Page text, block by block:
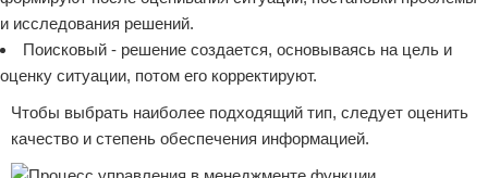
и исследования решений.
Поисковый - решение создается, основываясь на цель и
оценку ситуации, потом его корректируют.
Чтобы выбрать наиболее подходящий тип, следует оценить
качество и степень обеспечения информацией.